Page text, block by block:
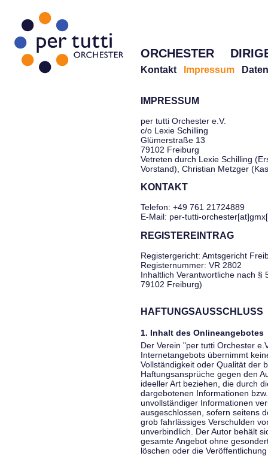
ORCHESTER
Kontakt Impressum
IMPRESSUM
per tutti Orchester e.V.
c/o Lexie Schilling
Glümerstraße 13
79102 Freiburg
Vetreten durch Lexie Schilling
Vorstand), Christian Metzger
KONTAKT
Telefon: +49 761 21724889
E-Mail: per-tutti-
REGISTEREINTRAG
Registergericht: Amtsgericht
Registernummer: VR 2802
Inhaltlich Verantwortliche nach §
79102 Freiburg)
HAFTUNGSAUSSCHLUSS
1. Inhalt des Onlineangebotes
Der Verein "per tutti Orchester
Internetangebots übernimmt
Vollständigkeit oder Qualität der
Haftungsansprüche gegen den
ideeller Art beziehen, die durch
dargebotenen Informationen
unvollständiger Informationen
ausgeschlossen, sofern seitens
grob fahrlässiges Verschulden
unverbindlich. Der Autor behält
gesamte Angebot ohne
löschen oder die